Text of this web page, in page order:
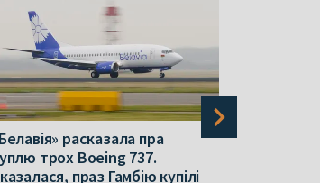
расказала пра
трох Boeing 737.
праз Гамбію купілі